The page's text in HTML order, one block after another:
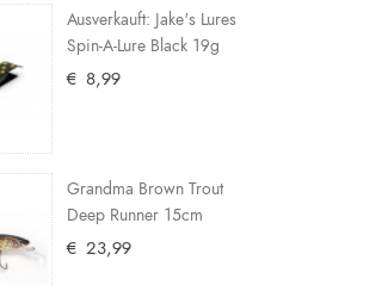
Ausverkauft: Jake's Lures
Spin-A-Lure Black 19g
€ 8,99
Grandma Brown Trout
Deep Runner 15cm
€ 23,99